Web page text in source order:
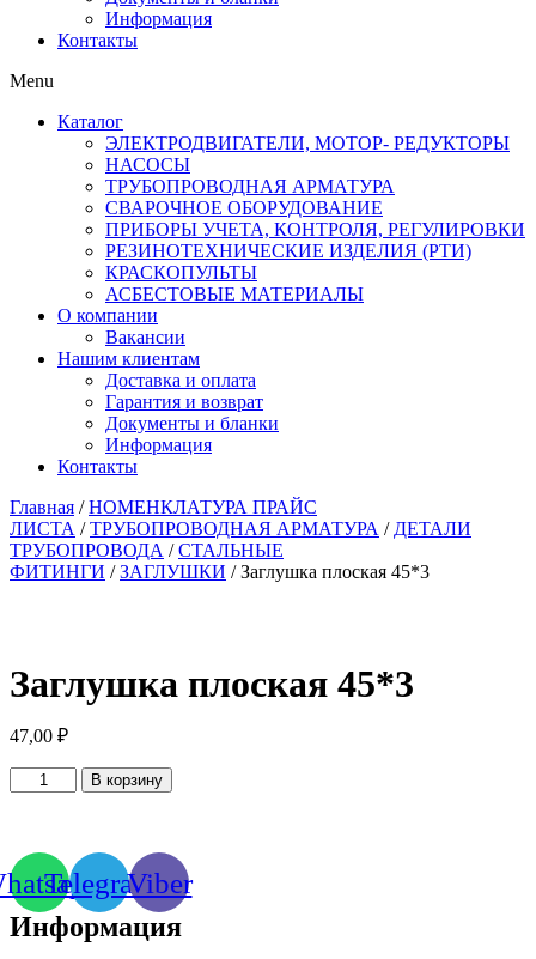
Информация
Контакты
Menu
Каталог
ЭЛЕКТРОДВИГАТЕЛИ, МОТОР- РЕДУКТОРЫ
НАСОСЫ
ТРУБОПРОВОДНАЯ АРМАТУРА
СВАРОЧНОЕ ОБОРУДОВАНИЕ
ПРИБОРЫ УЧЕТА, КОНТРОЛЯ, РЕГУЛИРОВКИ
РЕЗИНОТЕХНИЧЕСКИЕ ИЗДЕЛИЯ (РТИ)
КРАСКОПУЛЬТЫ
АСБЕСТОВЫЕ МАТЕРИАЛЫ
О компании
Вакансии
Нашим клиентам
Доставка и оплата
Гарантия и возврат
Документы и бланки
Информация
Контакты
Главная /НОМЕНКЛАТУРА ПРАЙС
ЛИСТА /ТРУБОПРОВОДНАЯ АРМАТУРА / ДЕТАЛИ
ТРУБОПРОВОДА /СТАЛЬНЫЕ
ФИТИНГИ /ЗАГЛУШКИ / Заглушка плоская 45*3
Заглушка плоская 45*3
47,00 ₽
Количество
товара
45*3
В корзину
TelegramViber
Информация